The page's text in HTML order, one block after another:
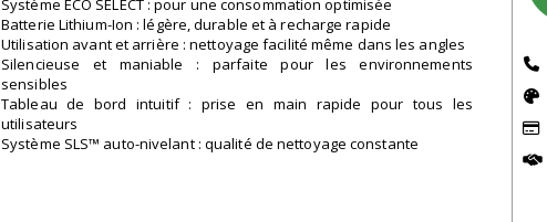
Système ECO SELECT : pour une consommation optimisée
Batterie Lithium-Ion : légère, durable et à recharge rapide
Utilisation avant et arrière : nettoyage facilité même dans les angles
Silencieuse et maniable : parfaite pour les environnements
sensibles
Tableau de bord intuitif : prise en main rapide pour tous les
utilisateurs
Système SLS™ auto-nivelant : qualité de nettoyage constante